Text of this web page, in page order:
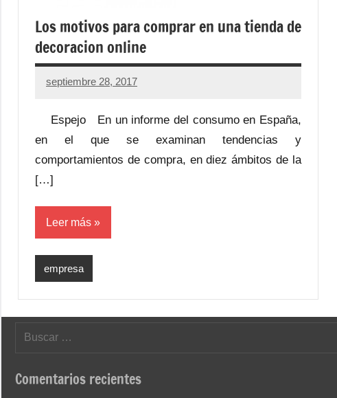
Los motivos para comprar en una tienda de
decoracion online
septiembre 28, 2017
No
comentarios
Espejo En un informe del consumo en España,
en el que se examinan tendencias y
comportamientos de compra, en diez ámbitos de la
[…]
Leer más
empresa
Buscar:
Comentarios recientes